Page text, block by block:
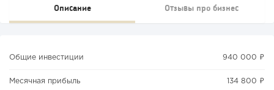
Описание Отзывы про бизнес
Общие инвестиции 940 000 ₽
Месячная прибыль 134 800 ₽